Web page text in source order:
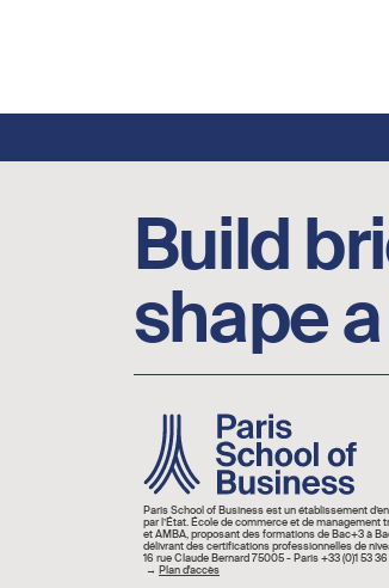
Build
shape
Image
Paris School of Business est un établissement
par l’État. École de commerce et de management
et AMBA, proposant des formations de Bac+3 à
délivrant des certifications professionnelles de
16 rue Claude Bernard 75005 - Paris +33 (0)1 53
→ Plan d'accès